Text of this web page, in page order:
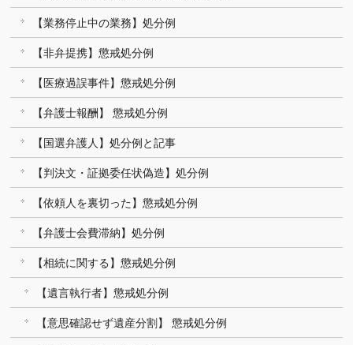
【業務停止中の業務】処分例
【非弁提携】懲戒処分例
【医療過誤事件】懲戒処分例
【弁護士報酬】 懲戒処分例
【国選弁護人】処分例と記事
【判決文・証拠委任状偽造】処分例
【依頼人を裏切った】懲戒処分例
【弁護士会費滞納】処分例
【相続に関する】懲戒処分例
【遺言執行者】懲戒処分例
【意思確認せず遺産分割】 懲戒処分例